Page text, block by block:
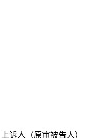
诉人（原审被告人）